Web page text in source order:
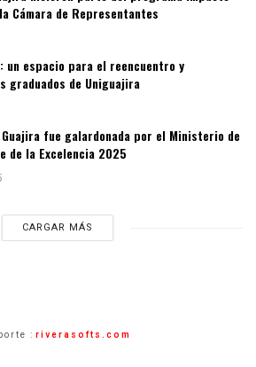
Cámara de Representantes
un espacio para el reencuentro y
graduados de Uniguajira
Guajira fue galardonada por el Ministerio de
de la Excelencia 2025
CARGAR MÁS
: riverasofts.com